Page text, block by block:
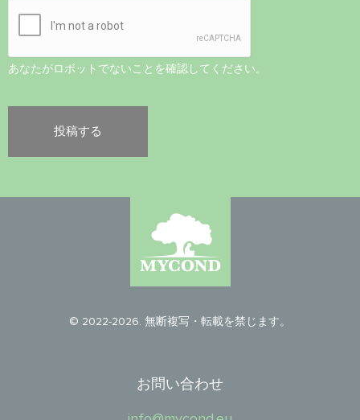
あなたがロボットでないことを確認してください。
© 2022-2026. 無断複写・転載を禁じます。
お問い合わせ